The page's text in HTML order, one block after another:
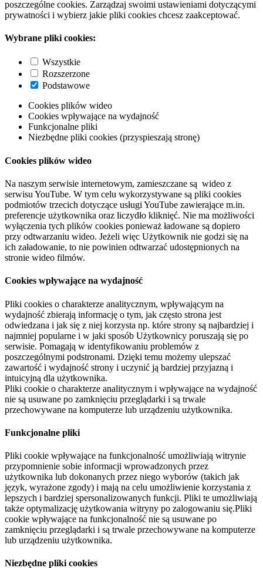
poszczególne cookies. Zarządzaj swoimi ustawieniami dotyczącymi
prywatności i wybierz jakie pliki cookies chcesz zaakceptować.
Wybrane pliki cookies:
Wszystkie
Rozszerzone
Podstawowe
Cookies plików wideo
Cookies wpływające na wydajność
Funkcjonalne pliki
Niezbędne pliki cookies (przyspieszają stronę)
Cookies plików wideo
Na naszym serwisie internetowym, zamieszczane są wideo z
serwisu YouTube. W tym celu wykorzystywane są pliki cookies
podmiotów trzecich dotyczące usługi YouTube zawierające m.in.
preferencje użytkownika oraz liczydło kliknięć. Nie ma możliwości
wyłączenia tych plików cookies ponieważ ładowane są dopiero
przy odtwarzaniu wideo. Jeżeli więc Użytkownik nie godzi się na
ich załadowanie, to nie powinien odtwarzać udostępnionych na
stronie wideo filmów.
Cookies wpływające na wydajność
Pliki cookies o charakterze analitycznym, wpływającym na
wydajność zbierają informację o tym, jak często strona jest
odwiedzana i jak się z niej korzysta np. które strony są najbardziej i
najmniej popularne i w jaki sposób Użytkownicy poruszają się po
serwisie. Pomagają w identyfikowaniu problemów z
poszczególnymi podstronami. Dzięki temu możemy ulepszać
zawartość i wydajność strony i uczynić ją bardziej przyjazną i
intuicyjną dla użytkownika.
Pliki cookie o charakterze analitycznym i wpływające na wydajność
nie są usuwane po zamknięciu przeglądarki i są trwale
przechowywane na komputerze lub urządzeniu użytkownika.
Funkcjonalne pliki
Pliki cookie wpływające na funkcjonalność umożliwiają witrynie
przypomnienie sobie informacji wprowadzonych przez
użytkownika lub dokonanych przez niego wyborów (takich jak
język, wyrażone zgody) i mają na celu umożliwienie korzystania z
lepszych i bardziej spersonalizowanych funkcji. Pliki te umożliwiają
także optymalizację użytkowania witryny po zalogowaniu się.Pliki
cookie wpływające na funkcjonalność nie są usuwane po
zamknięciu przeglądarki i są trwale przechowywane na komputerze
lub urządzeniu użytkownika.
Niezbędne pliki cookies